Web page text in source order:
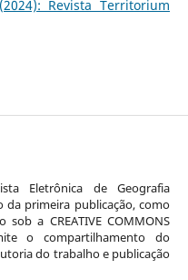
Revista Territorium
Eletrônica de Geografia
da primeira publicação, como
a CREATIVE COMMONS
o compartilhamento do
do trabalho e publicação